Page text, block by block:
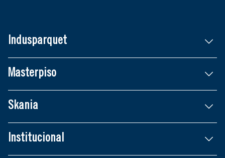
Indusparquet
Masterpiso
Skania
Institucional